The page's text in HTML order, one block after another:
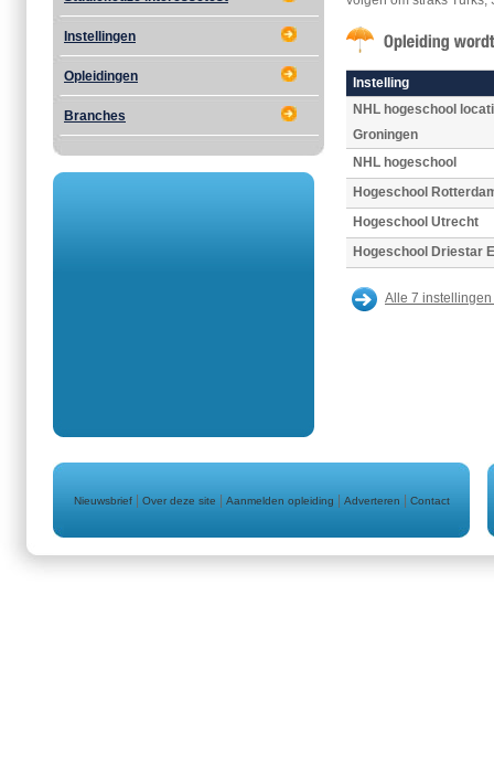
Instellingen
Opleidingen
Branches
Instelling
NHL hogeschool
Groningen
NHL hogeschool
Hogeschool
Hogeschool Utrecht
Hogeschool Driestar
Alle 7
Nieuwsbrief| Over deze site Aanmelden opleiding Adverteren Contact